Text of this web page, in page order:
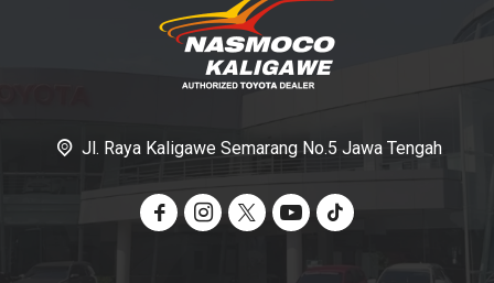
Jl. Raya Kaligawe Semarang No.5 Jawa Tengah